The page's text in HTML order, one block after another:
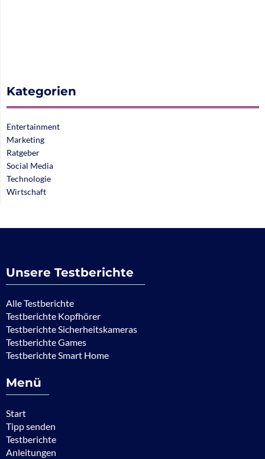
Kategorien
Entertainment
Marketing
Ratgeber
Social Media
Technologie
Wirtschaft
Unsere Testberichte
Alle Testberichte
Testberichte Kopfhörer
Testberichte Sicherheitskameras
Testberichte Games
Testberichte Smart Home
Menü
Start
Tipp senden
Testberichte
Anleitungen